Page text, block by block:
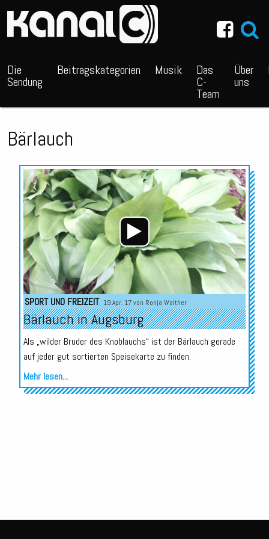
Die
Sendung
Beitragskategorien Musik Das
C-
Team
Über
uns
Bärlauch
Audio-
Player
SPORT UND FREIZEIT 19.Apr. 17 von Ronja Walther
Bärlauch in Augsburg
Als „wilder Bruder des Knoblauchs“ ist der Bärlauch gerade
auf jeder gut sortierten Speisekarte zu finden.
Mehr lesen...